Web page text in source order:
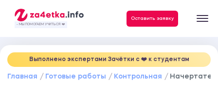
- МЫ ПОМОГАЕМ УЧИТЬСЯ ❤️
Оставить заявку
Выполнено экспертами Зачётки c ❤️ к студентам
Главная Готовые работы Контрольная